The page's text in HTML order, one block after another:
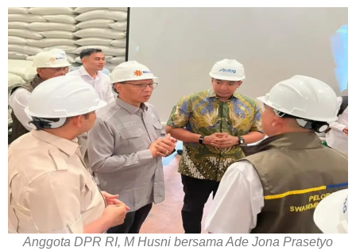
Anggota DPR RI, M Husni bersama Ade Jona Prasetyo